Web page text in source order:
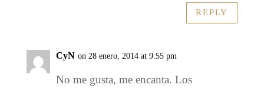
REPLY
CyN on 28 enero, 2014 at 9:55 pm
No me gusta, me encanta. Los